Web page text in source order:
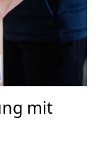
mit